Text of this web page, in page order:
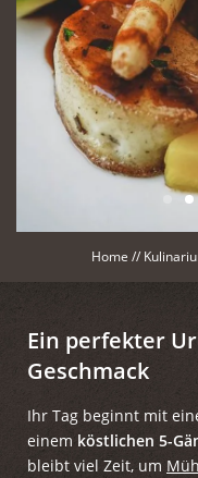
Home //
Ein perfekter
Geschmack
Ihr Tag beginnt mit
einem köstlichen 5-
bleibt viel Zeit, um